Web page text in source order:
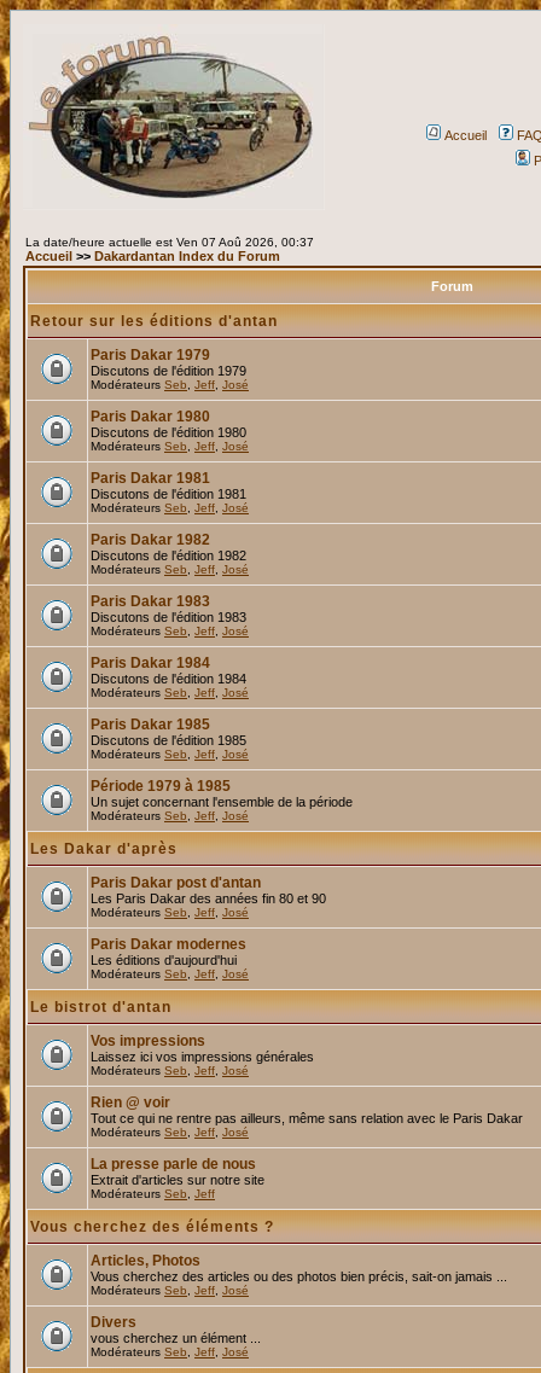
Accueil
La date/heure actuelle est Ven 07 Aoû 2026, 00:37
Accueil >> Dakardantan Index du Forum
Forum
Retour sur les éditions d'antan
Paris Dakar 1979
Discutons de l'édition 1979
Modérateurs Seb Jeff José
Paris Dakar 1980
Discutons de l'édition 1980
Modérateurs Seb Jeff José
Paris Dakar 1981
Discutons de l'édition 1981
Modérateurs Seb Jeff José
Paris Dakar 1982
Discutons de l'édition 1982
Modérateurs Seb Jeff José
Paris Dakar 1983
Discutons de l'édition 1983
Modérateurs Seb Jeff José
Paris Dakar 1984
Discutons de l'édition 1984
Modérateurs Seb Jeff José
Paris Dakar 1985
Discutons de l'édition 1985
Modérateurs Seb Jeff José
Période 1979 à 1985
Un sujet concernant l'ensemble de la période
Modérateurs Seb Jeff José
Les Dakar d'après
Paris Dakar post d'antan
Les Paris Dakar des années fin 80 et 90
Modérateurs Seb Jeff José
Paris Dakar modernes
Les éditions d'aujourd'hui
Modérateurs Seb Jeff José
Le bistrot d'antan
Vos impressions
Laissez ici vos impressions générales
Modérateurs Seb Jeff José
Rien @ voir
Tout ce qui ne rentre pas ailleurs, même sans relation avec le Paris Dakar
Modérateurs Seb Jeff José
La presse parle de nous
Extrait d'articles sur notre site
Modérateurs Seb Jeff
Vous cherchez des éléments ?
Articles, Photos
Vous cherchez des articles ou des photos bien précis, sait-on jamais ...
Modérateurs Seb Jeff José
Divers
vous cherchez un élément ...
Modérateurs Seb Jeff José